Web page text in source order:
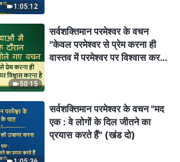
1:05:12
50:15
सर्वशक्तिमान परमेश्वर के वचन
"केवल परमेश्वर से प्रेम करना ही
वास्तव में परमेश्वर पर विश्वास करना
सर्वशक्तिमान परमेश्वर के वचन "मद
एक : वे लोगों के दिल जीतने का
प्रयास करते हैं" (खंड दो)